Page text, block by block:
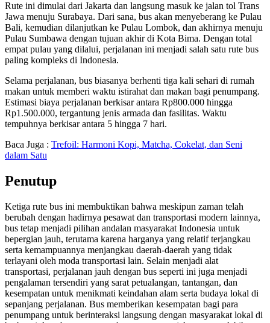
Rute ini dimulai dari Jakarta dan langsung masuk ke jalan tol Trans
Jawa menuju Surabaya. Dari sana, bus akan menyeberang ke Pulau
Bali, kemudian dilanjutkan ke Pulau Lombok, dan akhirnya menuju
Pulau Sumbawa dengan tujuan akhir di Kota Bima. Dengan total
empat pulau yang dilalui, perjalanan ini menjadi salah satu rute bus
paling kompleks di Indonesia.
Selama perjalanan, bus biasanya berhenti tiga kali sehari di rumah
makan untuk memberi waktu istirahat dan makan bagi penumpang.
Estimasi biaya perjalanan berkisar antara Rp800.000 hingga
Rp1.500.000, tergantung jenis armada dan fasilitas. Waktu
tempuhnya berkisar antara 5 hingga 7 hari.
Baca Juga : Trefoil: Harmoni Kopi, Matcha, Cokelat, dan Seni
dalam Satu
Penutup
Ketiga rute bus ini membuktikan bahwa meskipun zaman telah
berubah dengan hadirnya pesawat dan transportasi modern lainnya,
bus tetap menjadi pilihan andalan masyarakat Indonesia untuk
bepergian jauh, terutama karena harganya yang relatif terjangkau
serta kemampuannya menjangkau daerah-daerah yang tidak
terlayani oleh moda transportasi lain. Selain menjadi alat
transportasi, perjalanan jauh dengan bus seperti ini juga menjadi
pengalaman tersendiri yang sarat petualangan, tantangan, dan
kesempatan untuk menikmati keindahan alam serta budaya lokal di
sepanjang perjalanan. Bus memberikan kesempatan bagi para
penumpang untuk berinteraksi langsung dengan masyarakat lokal di